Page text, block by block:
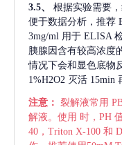
3.5、 根据实验需要
便于数据分析，推荐
3mg/ml 用于 ELISA
胰腺因含有较高浓度
情况下会和显色底物
1%H2O2 灭活 15min
注意： 裂解液常用
解液。使用 时，PH
40，Triton X-100 和